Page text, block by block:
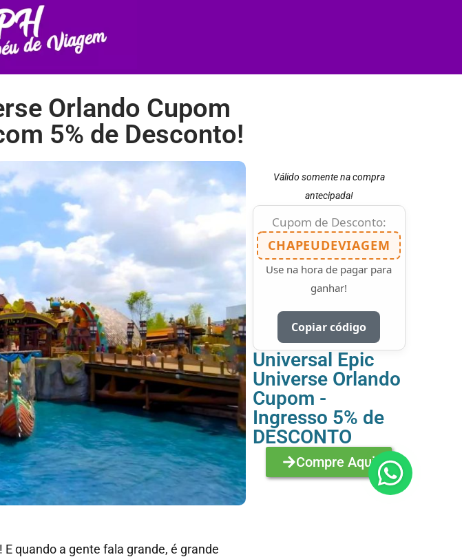
Orlando Cupom
5% de Desconto!
Válido somente na compra
antecipada!
Cupom de Desconto:
CHAPEUDEVIAGEM
Use na hora de pagar para
ganhar!
Copiar código
Universal Epic
Universe Orlando
Cupom -
Ingresso 5% de
DESCONTO
Compre Aqui
quando a gente fala grande, é grande